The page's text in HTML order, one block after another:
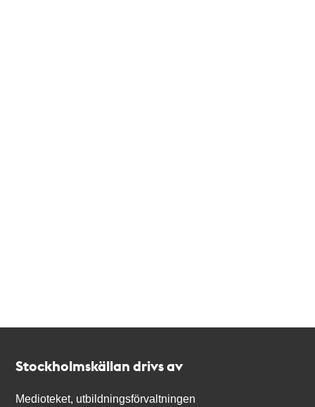
Stockholmskällan drivs av
Medioteket, utbildningsförvaltningen